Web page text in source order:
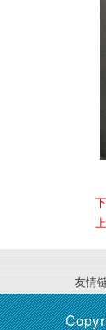
友情